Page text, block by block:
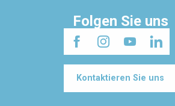
Folgen Sie uns
Kontaktieren Sie uns